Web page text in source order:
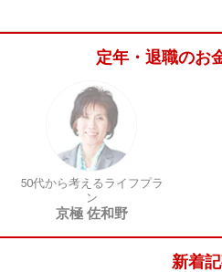
定年・退職のお
50代から考えるライフプラ
ン
京極 佐和野
新着